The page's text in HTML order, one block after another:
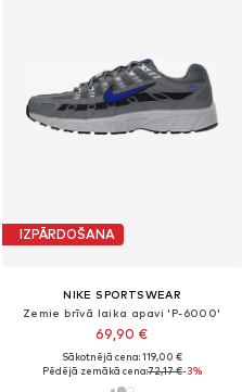
IZPĀRDOŠANA
NIKE SPORTSWEAR
Zemie brīvā laika apavi 'P-6000'
69,90 €
Sākotnējā cena: 119,00 €
Pēdējā zemākā cena:72,17 €-3%